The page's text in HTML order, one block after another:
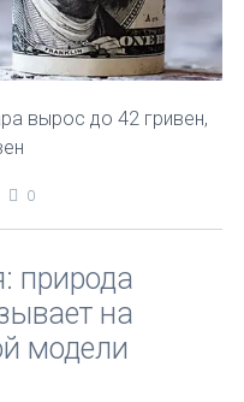
вырос до 42 гривен,
0
природа
на
модели